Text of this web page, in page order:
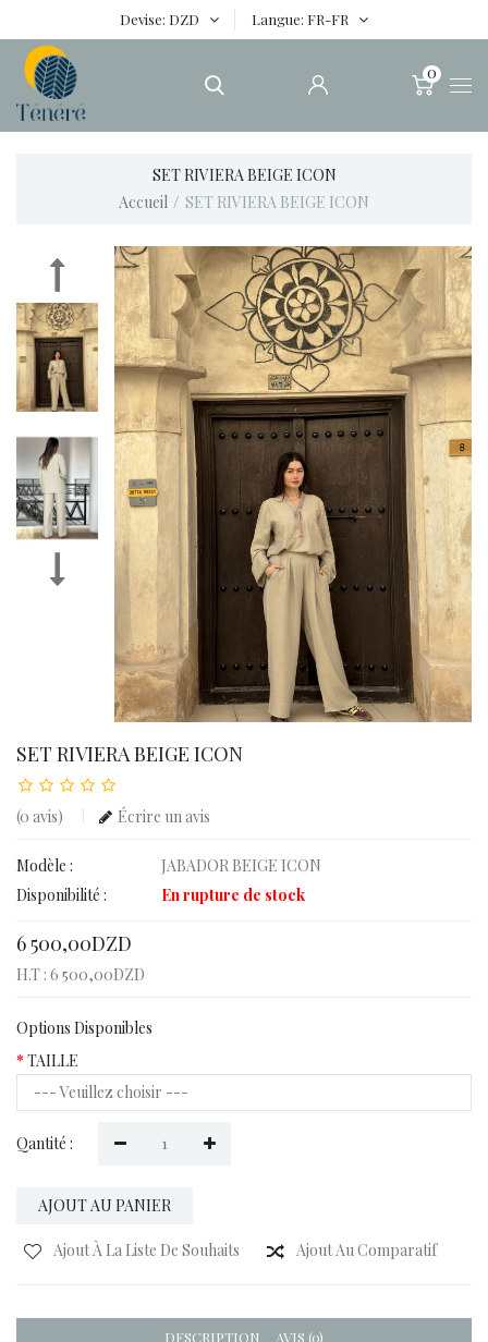
Devise DZD Langue FR-FR
0
SET RIVIERA BEIGE ICON
Accueil
SET RIVIERA BEIGE ICON
SET RIVIERA BEIGE ICON
(0 avis) Écrire un avis
Modèle :
JABADOR BEIGE ICON
Disponibilité :
En rupture de stock
6 500,00DZD
H.T : 6 500,00DZD
Options Disponibles
TAILLE
Qantité :
AJOUT AU PANIER
Ajout À La Liste De Souhaits Ajout Au Comparatif
DESCRIPTION AVIS (0)